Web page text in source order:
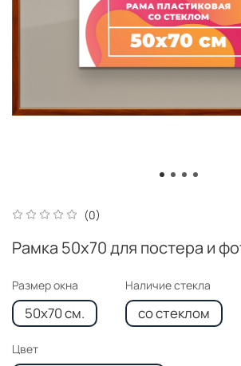
(0)
Рамка 50x70 для постера и
Размер окна
50x70 см.
Наличие стекла
со стеклом
Цвет